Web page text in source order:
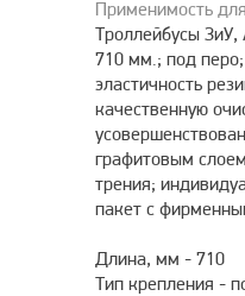
Троллейбусы
710 мм.; под
эластичность
качественную
графитовым
трения;
пакет с
Длина, мм - 710
Тип крепления -